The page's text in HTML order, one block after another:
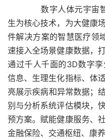
数字人体元宇宙智
生为核心技术，为大健康
件解决方案的智慧医疗领
速接入全场景健康数据，
通过千人千面的3D数字
信息、生理生化指标、体
亮展示疾病和异常数据；
别与分析系统评估模块，
预方案。赋能健康服务、
金融保险、交通枢纽、康养